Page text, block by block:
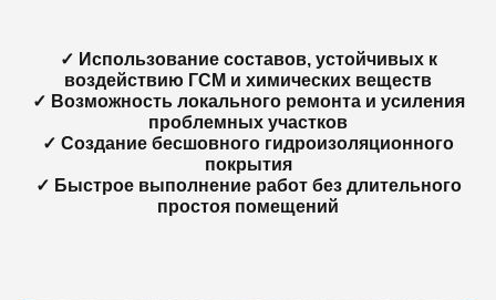
✓ Использование составов, устойчивых к
воздействию ГСМ и химических веществ
✓ Возможность локального ремонта и усиления
проблемных участков
✓ Создание бесшовного гидроизоляционного
покрытия
✓ Быстрое выполнение работ без длительного
простоя помещений